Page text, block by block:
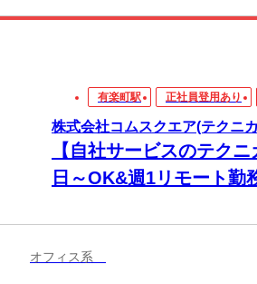
有楽町駅 正社員登用あり
株式会社コムスクエア(テクニ
【自社サービスのテク
日～OK&週1リモート勤
オフィス系